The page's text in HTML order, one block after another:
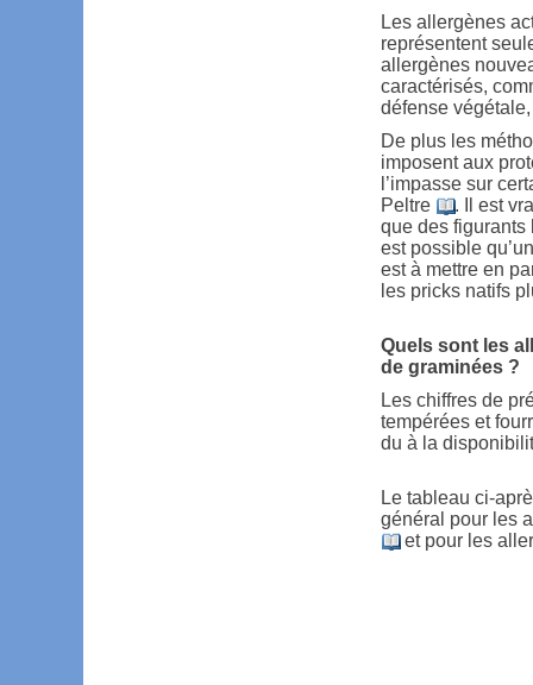
Les allergènes
représentent
allergènes
caractérisés,
défense
De plus les
imposent aux
l’impasse sur
Peltre
. Il est
que des figurants
est possible
est à mettre en
les pricks natifs
Quels sont les
de graminées ?
Les chiffres de
tempérées et
du à la
Le tableau ci-
général pour les
et pour les